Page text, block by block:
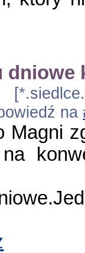
dniowe
na
Magni